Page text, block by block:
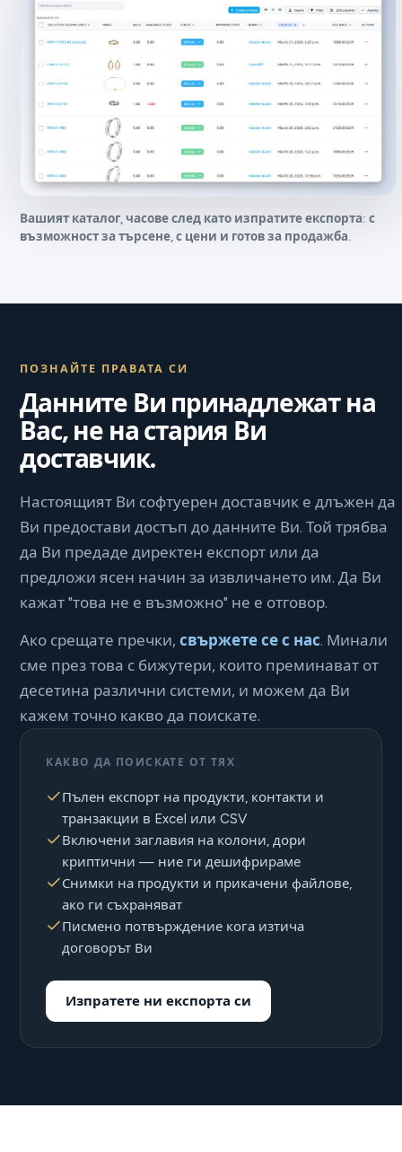
Вашият каталог, часове след като изпратите експорта: с
възможност за търсене, с цени и готов за продажба.
ПОЗНАЙТЕ ПРАВАТА СИ
Данните Ви принадлежат на
Вас, не на стария Ви
доставчик.
Настоящият Ви софтуерен доставчик е длъжен да
Ви предостави достъп до данните Ви. Той трябва
да Ви предаде директен експорт или да
предложи ясен начин за извличането им. Да Ви
кажат "това не е възможно" не е отговор.
Ако срещате пречки,свържете се с нас. Минали
сме през това с бижутери, които преминават от
десетина различни системи, и можем да Ви
кажем точно какво да поискате.
КАКВО ДА ПОИСКАТЕ ОТ ТЯХ
Пълен експорт на продукти, контакти и
транзакции в Excel или CSV
Включени заглавия на колони, дори
криптични — ние ги дешифрираме
Снимки на продукти и прикачени файлове,
ако ги съхраняват
Писмено потвърждение кога изтича
договорът Ви
Изпратете ни експорта си